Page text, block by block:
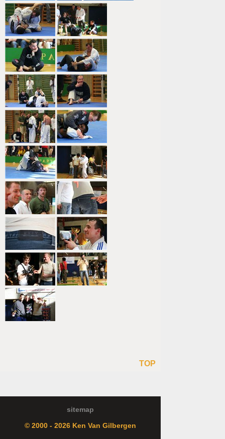
TOP
sitemap
© 2000 - 2026 Ken Van Gilbergen